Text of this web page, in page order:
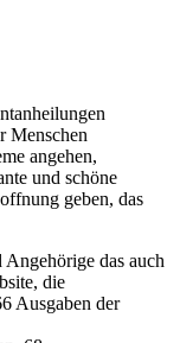
Menschen
angehen,
und schöne
geben, das
das auch
die
Ausgaben der